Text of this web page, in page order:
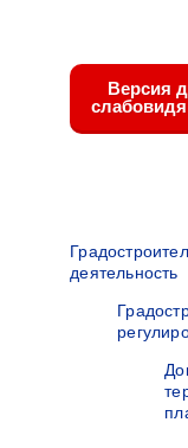
Версия
деятельность